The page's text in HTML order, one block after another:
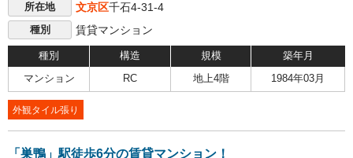
所在地 文京区千石4-31-4
種別 賃貸マンション
種別 構造 規模 築年月
マンション RC 地上4階 1984年03月
外観タイル張り
「巣鴨」駅徒歩6分の賃貸マンション！